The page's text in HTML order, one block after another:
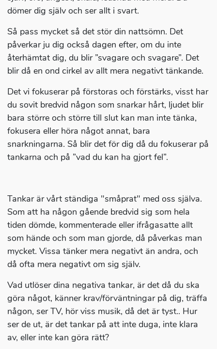
dömer dig själv och ser allt i svart.
Så pass mycket så det stör din nattsömn. Det
påverkar ju dig också dagen efter, om du inte
återhämtat dig, du blir ”svagare och svagare”. Det
blir då en ond cirkel av allt mera negativt tänkande.
Det vi fokuserar på förstoras och förstärks, visst har
du sovit bredvid någon som snarkar hårt, ljudet blir
bara större och större till slut kan man inte tänka,
fokusera eller höra något annat, bara
snarkningarna. Så blir det för dig då du fokuserar på
tankarna och på ”vad du kan ha gjort fel”.
Tankar är vårt ständiga "småprat" med oss själva.
Som att ha någon gående bredvid sig som hela
tiden dömde, kommenterade eller ifrågasatte allt
som hände och som man gjorde, då påverkas man
mycket. Vissa tänker mera negativt än andra, och
då ofta mera negativt om sig själv.
Vad utlöser dina negativa tankar, är det då du ska
göra något, känner krav/förväntningar på dig, träffa
någon, ser TV, hör viss musik, då det är tyst.. Hur
ser de ut, är det tankar på att inte duga, inte klara
av, eller inte kan göra rätt?